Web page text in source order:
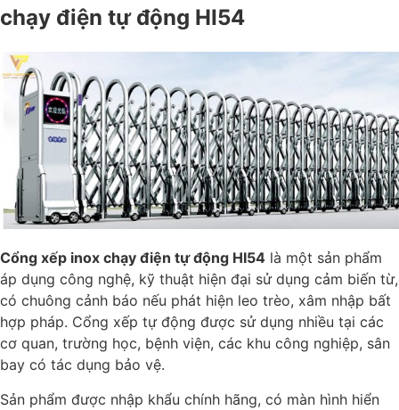
chạy điện tự động HI54
Cổng xếp inox chạy điện tự động HI54 là một sản phẩm
áp dụng công nghệ, kỹ thuật hiện đại sử dụng cảm biến từ,
có chuông cảnh báo nếu phát hiện leo trèo, xâm nhập bất
hợp pháp. Cổng xếp tự động được sử dụng nhiều tại các
cơ quan, trường học, bệnh viện, các khu công nghiệp, sân
bay có tác dụng bảo vệ.
Sản phẩm được nhập khẩu chính hãng, có màn hình hiển